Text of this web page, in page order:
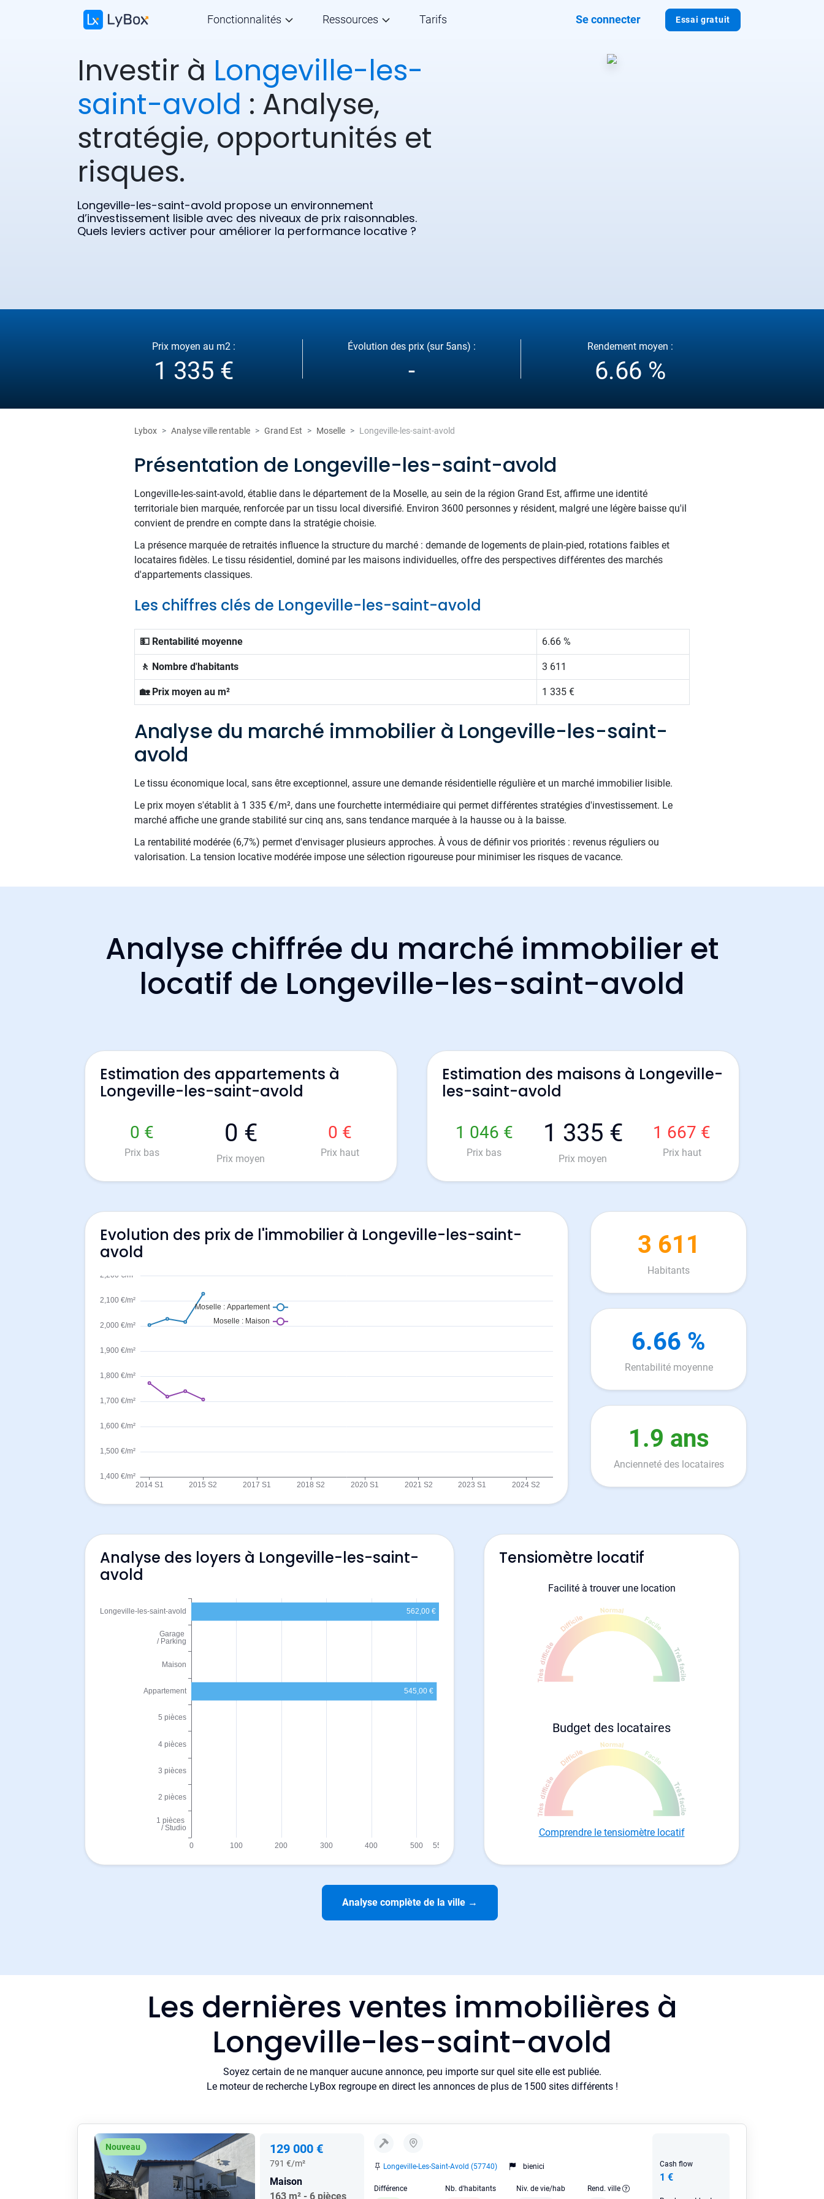
Essai gratuit
Fonctionnalités Ressources Tarifs Se connecter
Investir à Longeville-les-
saint-avold : Analyse,
stratégie, opportunités et
risques.
Longeville-les-saint-avold propose un environnement
d’investissement lisible avec des niveaux de prix raisonnables.
Quels leviers activer pour améliorer la performance locative ?
Prix moyen au m2 :
1 335 €
Évolution des prix (sur 5ans) :
-
Rendement moyen :
6.66 %
Lybox Analyse ville rentable Grand Est Moselle Longeville-les-saint-avold
Présentation de Longeville-les-saint-avold
Longeville-les-saint-avold, établie dans le département de la Moselle, au sein de la région Grand Est, affirme une identité
territoriale bien marquée, renforcée par un tissu local diversifié. Environ 3600 personnes y résident, malgré une légère baisse qu'il
convient de prendre en compte dans la stratégie choisie.
La présence marquée de retraités influence la structure du marché : demande de logements de plain-pied, rotations faibles et
locataires fidèles. Le tissu résidentiel, dominé par les maisons individuelles, offre des perspectives différentes des marchés
d'appartements classiques.
Les chiffres clés de Longeville-les-saint-avold
💵 Rentabilité moyenne 6.66 %
🚶 Nombre d'habitants 3 611
🏡 Prix moyen au m² 1 335 €
Analyse du marché immobilier à Longeville-les-saint-
avold
Le tissu économique local, sans être exceptionnel, assure une demande résidentielle régulière et un marché immobilier lisible.
Le prix moyen s'établit à 1 335 €/m², dans une fourchette intermédiaire qui permet différentes stratégies d'investissement. Le
marché affiche une grande stabilité sur cinq ans, sans tendance marquée à la hausse ou à la baisse.
La rentabilité modérée (6,7%) permet d'envisager plusieurs approches. À vous de définir vos priorités : revenus réguliers ou
valorisation. La tension locative modérée impose une sélection rigoureuse pour minimiser les risques de vacance.
Analyse chiffrée du marché immobilier et
locatif de Longeville-les-saint-avold
Estimation des appartements à
Longeville-les-saint-avold
0 €
Prix bas
0 €
Prix moyen
0 €
Prix haut
Estimation des maisons à Longeville-
les-saint-avold
1 046 €
Prix bas
1 335 €
Prix moyen
1 667 €
Prix haut
Evolution des prix de l'immobilier à Longeville-les-saint-
avold
3 611
Habitants
6.66 %
Rentabilité moyenne
1.9 ans
Ancienneté des locataires
Analyse des loyers à Longeville-les-saint-
avold
Tensiomètre locatif
Facilité à trouver une location
Budget des locataires
Comprendre le tensiomètre locatif
Analyse complète de la ville →
Les dernières ventes immobilières à
Longeville-les-saint-avold
Soyez certain de ne manquer aucune annonce, peu importe sur quel site elle est publiée.
Le moteur de recherche LyBox regroupe en direct les annonces de plus de 1500 sites différents !
Nouveau 129 000 €
791 €/m²
Maison
163 m² - 6 pièces
Longeville-Les-Saint-Avold (57740) bienici
Différence Nb. d'habitants Niv. de vie/hab Rend. ville
Cash flow
1 €